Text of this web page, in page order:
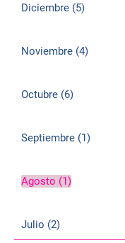
Diciembre (5)
Noviembre (4)
Octubre (6)
Septiembre (1)
Agosto (1)
Julio (2)